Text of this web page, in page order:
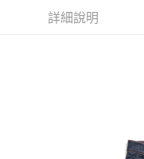
詳細說明